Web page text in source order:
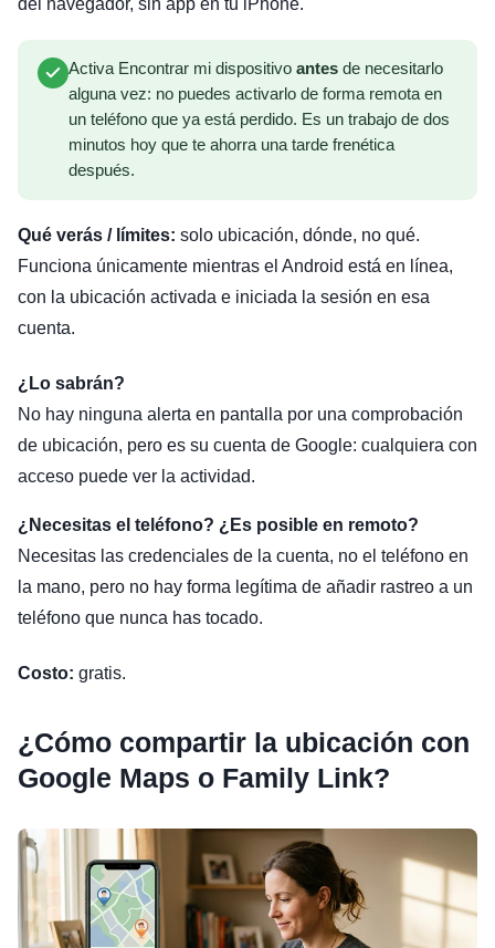
Activa Encontrar mi dispositivo antes de necesitarlo
alguna vez: no puedes activarlo de forma remota en
un teléfono que ya está perdido. Es un trabajo de dos
minutos hoy que te ahorra una tarde frenética
después.
Qué verás / límites: solo ubicación, dónde, no qué.
Funciona únicamente mientras el Android está en línea,
con la ubicación activada e iniciada la sesión en esa
cuenta.
¿Lo sabrán?
No hay ninguna alerta en pantalla por una comprobación
de ubicación, pero es su cuenta de Google: cualquiera con
acceso puede ver la actividad.
¿Necesitas el teléfono? ¿Es posible en remoto?
Necesitas las credenciales de la cuenta, no el teléfono en
la mano, pero no hay forma legítima de añadir rastreo a un
teléfono que nunca has tocado.
Costo: gratis.
¿Cómo compartir la ubicación con
Google Maps o Family Link?